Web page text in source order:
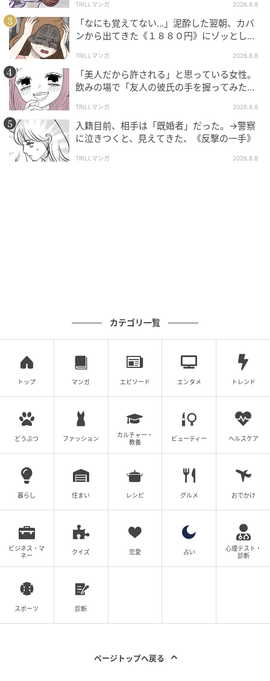
TRILLマンガ 2026.8.8
「なにも覚えてない…」泥酔した翌朝、カバ
ンから出てきた《１８８０円》にゾッとした
TRILLマンガ 2026.8.8
「美人だから許される」と思っている女性。
飲みの場で「友人の彼氏の手を握ってみた」
TRILLマンガ 2026.8.8
入籍目前、相手は「既婚者」だった。→警察
に泣きつくと、見えてきた、《反撃の一手》
TRILLマンガ 2026.8.8
カテゴリ一覧
トップ マンガ エピソード エンタメ トレンド
どうぶつ ファッション
カルチャー・
教養
ビューティー ヘルスケア
暮らし 住まい レシピ グルメ おでかけ
ビジネス・マ
ネー
クイズ 恋愛 占い
心理テスト・
診断
スポーツ 診断
ページトップへ戻る